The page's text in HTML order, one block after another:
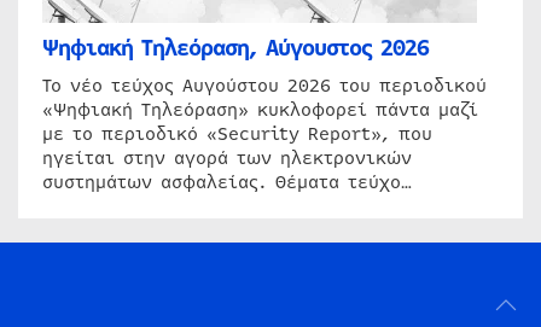
Ψηφιακή Τηλεόραση, Αύγουστος 2026
Το νέο τεύχος Αυγούστου 2026 του περιοδικού
«Ψηφιακή Τηλεόραση» κυκλοφορεί πάντα μαζί
με το περιοδικό «Security Report», που
ηγείται στην αγορά των ηλεκτρονικών
συστημάτων ασφαλείας. Θέματα τεύχο…